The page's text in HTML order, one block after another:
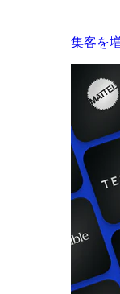
集客を